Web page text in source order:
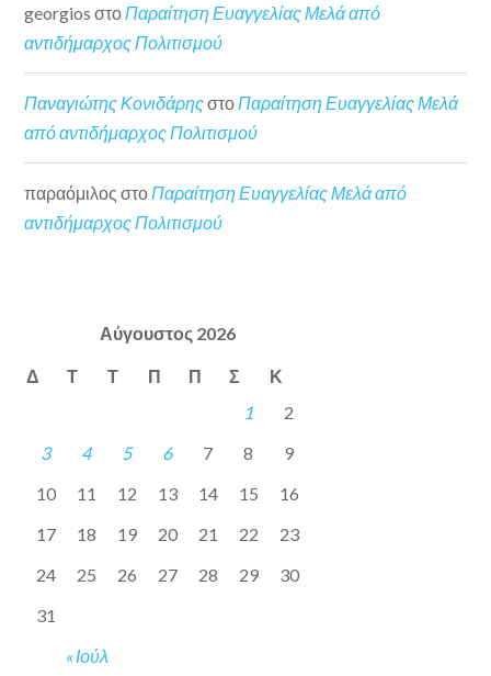
georgios στοΠαραίτηση Ευαγγελίας Μελά από
αντιδήμαρχος Πολιτισμού
Παναγιώτης ΚονιδάρηςστοΠαραίτηση Ευαγγελίας Μελά
από αντιδήμαρχος Πολιτισμού
παραόμιλος στοΠαραίτηση Ευαγγελίας Μελά από
αντιδήμαρχος Πολιτισμού
Αύγουστος 2026
Δ Τ Τ Π Π Σ Κ
« Ιούλ
1
2
3
4 5 6 7 8
9
10
11 12 13 14 15
16
17
18 19 20 21 22
23
24
25 26 27 28 29
30
31